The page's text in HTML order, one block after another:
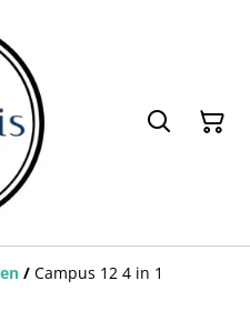
/ Campus 12 4 in 1